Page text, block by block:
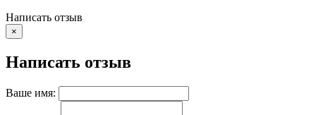
Написать отзыв
×
Написать отзыв
Ваше имя: